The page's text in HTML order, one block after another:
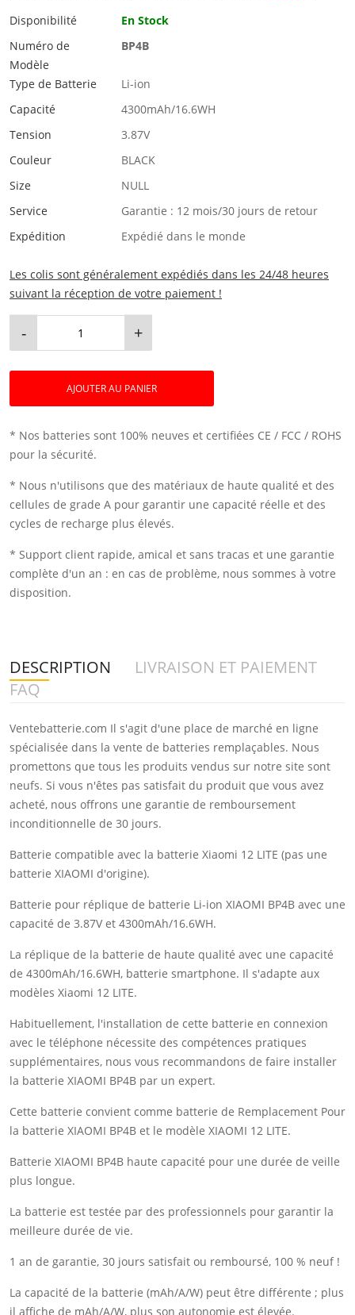
Disponibilité
En Stock
Numéro de
Modèle
BP4B
Type de Batterie
Li-ion
Capacité
4300mAh/16.6WH
Tension
3.87V
Couleur
BLACK
Size
NULL
Service
Garantie : 12 mois/30 jours de retour
Expédition
Expédié dans le monde
Les colis sont généralement expédiés dans les 24/48 heures
suivant la réception de votre paiement !
- +
AJOUTER AU PANIER
* Nos batteries sont 100% neuves et certifiées CE / FCC / ROHS
pour la sécurité.
* Nous n'utilisons que des matériaux de haute qualité et des
cellules de grade A pour garantir une capacité réelle et des
cycles de recharge plus élevés.
* Support client rapide, amical et sans tracas et une garantie
complète d'un an : en cas de problème, nous sommes à votre
disposition.
DESCRIPTION
LIVRAISON ET PAIEMENT
FAQ
Ventebatterie.com Il s'agit d'une place de marché en ligne
spécialisée dans la vente de batteries remplaçables. Nous
promettons que tous les produits vendus sur notre site sont
neufs. Si vous n'êtes pas satisfait du produit que vous avez
acheté, nous offrons une garantie de remboursement
inconditionnelle de 30 jours.
Batterie compatible avec la batterie Xiaomi 12 LITE (pas une
batterie XIAOMI d'origine).
Batterie pour réplique de batterie Li-ion XIAOMI BP4B avec une
capacité de 3.87V et 4300mAh/16.6WH.
La réplique de la batterie de haute qualité avec une capacité
de 4300mAh/16.6WH, batterie smartphone. Il s'adapte aux
modèles Xiaomi 12 LITE.
Habituellement, l'installation de cette batterie en connexion
avec le téléphone nécessite des compétences pratiques
supplémentaires, nous vous recommandons de faire installer
la batterie XIAOMI BP4B par un expert.
Cette batterie convient comme batterie de Remplacement Pour
la batterie XIAOMI BP4B et le modèle XIAOMI 12 LITE.
Batterie XIAOMI BP4B haute capacité pour une durée de veille
plus longue.
La batterie est testée par des professionnels pour garantir la
meilleure durée de vie.
1 an de garantie, 30 jours satisfait ou remboursé, 100 % neuf !
La capacité de la batterie (mAh/A/W) peut être différente ; plus
il affiche de mAh/A/W, plus son autonomie est élevée.